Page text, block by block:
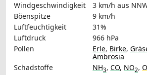
Windgeschwindigkeit
3 km/h aus
Böenspitze
9 km/h
Luftfeuchtigkeit
31%
Luftdruck
966 hPa
Pollen
Erle, Birke,
Ambrosia
Schadstoffe
NH3, CO, NO2,